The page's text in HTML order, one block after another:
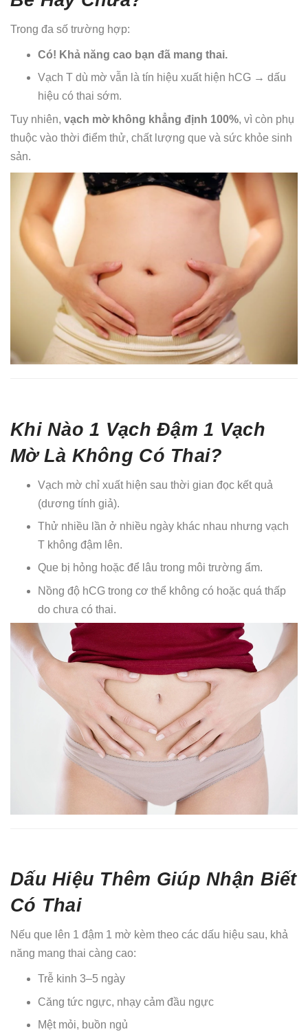
Trong đa số trường hợp:
Có! Khả năng cao bạn đã mang thai.
Vạch T dù mờ vẫn là tín hiệu xuất hiện hCG → dấu
hiệu có thai sớm.
Tuy nhiên, vạch mờ không khẳng định 100%, vì còn phụ
thuộc vào thời điểm thử, chất lượng que và sức khỏe sinh
sản.
Khi Nào 1 Vạch Đậm 1 Vạch
Mờ Là Không Có Thai?
Vạch mờ chỉ xuất hiện sau thời gian đọc kết quả
(dương tính giả).
Thử nhiều lần ở nhiều ngày khác nhau nhưng vạch
T không đậm lên.
Que bị hỏng hoặc để lâu trong môi trường ẩm.
Nồng độ hCG trong cơ thể không có hoặc quá thấp
do chưa có thai.
Dấu Hiệu Thêm Giúp Nhận Biết
Có Thai
Nếu que lên 1 đậm 1 mờ kèm theo các dấu hiệu sau, khả
năng mang thai càng cao:
Trễ kinh 3–5 ngày
Căng tức ngực, nhạy cảm đầu ngực
Mệt mỏi, buồn ngủ